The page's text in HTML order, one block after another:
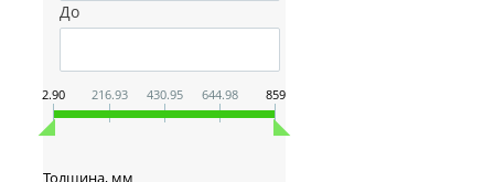
До
2.90 216.93 430.95 644.98 859
Толщина, мм